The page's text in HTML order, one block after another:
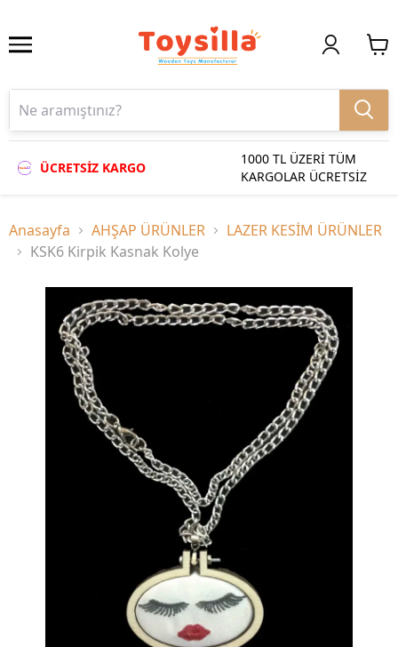
ÜCRETSİZ KARGO
1000 TL ÜZERİ TÜM
KARGOLAR ÜCRETSİZ
Anasayfa AHŞAP ÜRÜNLER
LAZER KESİM ÜRÜNLER
KSK6 Kirpik Kasnak Kolye